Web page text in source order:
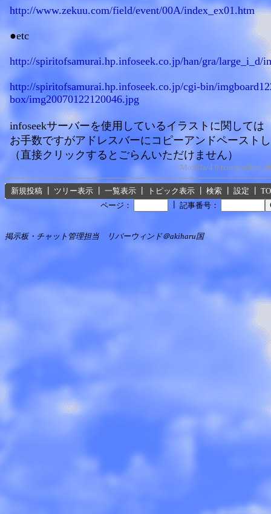
http://www.zekuu.com/field/event/00A/index_ex01.htm
●etc
http://spiritofsamurai.hp.infoseek.co.jp/han/gra/large_i_d/
http://spiritofsamurai.hp.infoseek.co.jp/cgi-bin/
box/img20070122120046.jpg
infoseekサーバーを使用しているイラストに関しては
お手数ですがアドレスバーにコピーアンドペースト
（直接クリックするとごらんいただけません）
<Mozilla/4.0 (compatible;
新規投稿 ツリー表示 一覧表示 トピック表示 検索 設定
ページ：
記事番号：
掲示板・チャット管理担当 リバーウィンド＠akiharu国